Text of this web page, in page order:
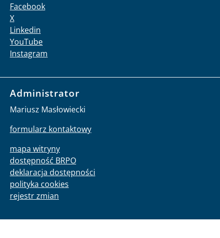
Facebook
X
Linkedin
YouTube
Instagram
Administrator
Mariusz Masłowiecki
formularz kontaktowy
mapa witryny
dostępność BRPO
deklaracja dostępności
polityka cookies
rejestr zmian